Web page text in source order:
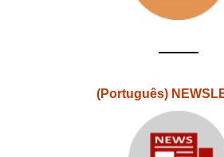
(Português)